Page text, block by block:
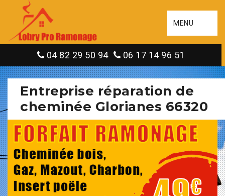
MENU
04 82 29 50 94 06 17 14 96 51
Entreprise réparation de
cheminée Glorianes 66320